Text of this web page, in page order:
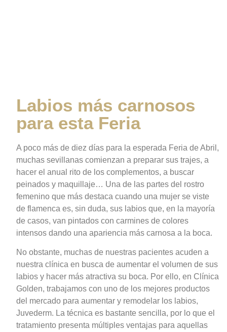
Labios más carnosos
para esta Feria
A poco más de diez días para la esperada Feria de Abril,
muchas sevillanas comienzan a preparar sus trajes, a
hacer el anual rito de los complementos, a buscar
peinados y maquillaje… Una de las partes del rostro
femenino que más destaca cuando una mujer se viste
de flamenca es, sin duda, sus labios que, en la mayoría
de casos, van pintados con carmines de colores
intensos dando una apariencia más carnosa a la boca.
No obstante, muchas de nuestras pacientes acuden a
nuestra clínica en busca de aumentar el volumen de sus
labios y hacer más atractiva su boca. Por ello, en Clínica
Golden, trabajamos con uno de los mejores productos
del mercado para aumentar y remodelar los labios,
Juvederm. La técnica es bastante sencilla, por lo que el
tratamiento presenta múltiples ventajas para aquellas